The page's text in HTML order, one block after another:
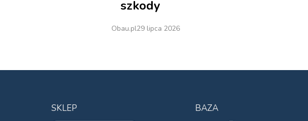
szkody
Obau.pl29 lipca 2026
SKLEP BAZA